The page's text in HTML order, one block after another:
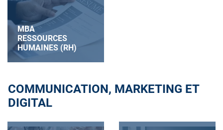
MBA
RESSOURCES
HUMAINES (RH)
COMMUNICATION, MARKETING ET
DIGITAL